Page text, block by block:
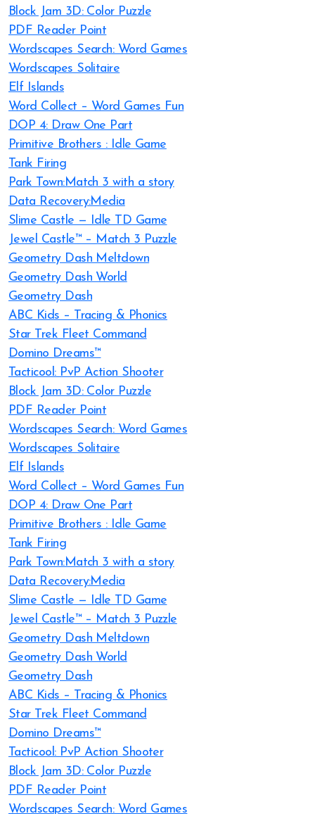
Block Jam 3D: Color Puzzle
PDF Reader Point
Wordscapes Search: Word Games
Wordscapes Solitaire
Elf Islands
Word Collect – Word Games Fun
DOP 4: Draw One Part
Primitive Brothers : Idle Game
Tank Firing
Park Town:Match 3 with a story
Data Recovery:Media
Slime Castle — Idle TD Game
Jewel Castle™ – Match 3 Puzzle
Geometry Dash Meltdown
Geometry Dash World
Geometry Dash
ABC Kids – Tracing & Phonics
Star Trek Fleet Command
Domino Dreams™
Tacticool: PvP Action Shooter
Block Jam 3D: Color Puzzle
PDF Reader Point
Wordscapes Search: Word Games
Wordscapes Solitaire
Elf Islands
Word Collect – Word Games Fun
DOP 4: Draw One Part
Primitive Brothers : Idle Game
Tank Firing
Park Town:Match 3 with a story
Data Recovery:Media
Slime Castle — Idle TD Game
Jewel Castle™ – Match 3 Puzzle
Geometry Dash Meltdown
Geometry Dash World
Geometry Dash
ABC Kids – Tracing & Phonics
Star Trek Fleet Command
Domino Dreams™
Tacticool: PvP Action Shooter
Block Jam 3D: Color Puzzle
PDF Reader Point
Wordscapes Search: Word Games